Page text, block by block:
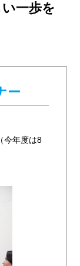
一歩を
ー
今年度は8